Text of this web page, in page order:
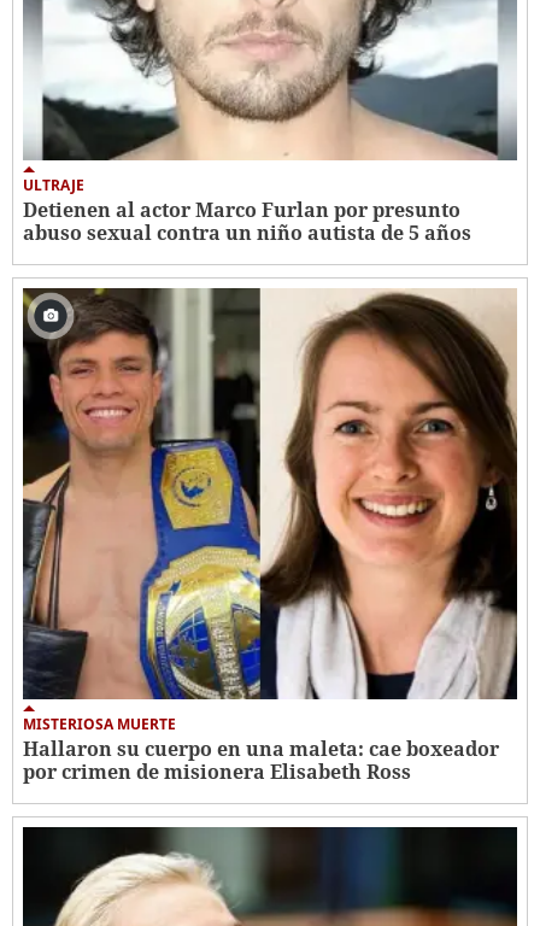
ULTRAJE
Detienen al actor Marco Furlan por presunto
abuso sexual contra un niño autista de 5 años
MISTERIOSA MUERTE
Hallaron su cuerpo en una maleta: cae boxeador
por crimen de misionera Elisabeth Ross